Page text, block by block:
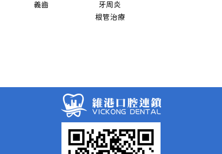
義齒
牙周炎
根管治療